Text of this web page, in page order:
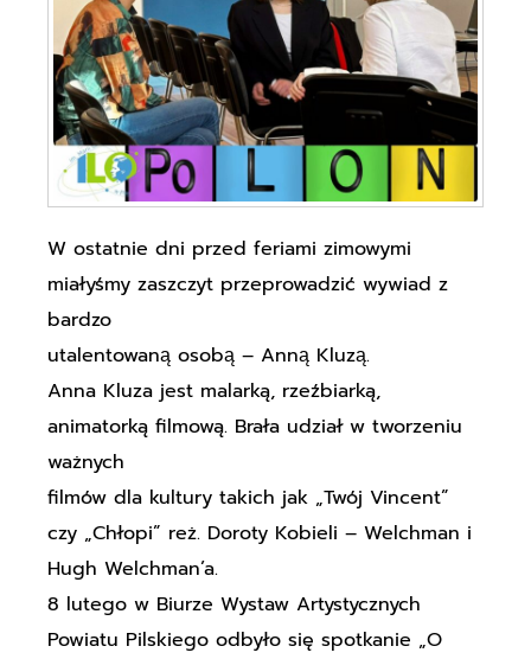
W ostatnie dni przed feriami zimowymi
miałyśmy zaszczyt przeprowadzić wywiad z
bardzo
utalentowaną osobą – Anną Kluzą.
Anna Kluza jest malarką, rzeźbiarką,
animatorką filmową. Brała udział w tworzeniu
ważnych
filmów dla kultury takich jak „Twój Vincent”
czy „Chłopi” reż. Doroty Kobieli – Welchman i
Hugh Welchman’a.
8 lutego w Biurze Wystaw Artystycznych
Powiatu Pilskiego odbyło się spotkanie „O